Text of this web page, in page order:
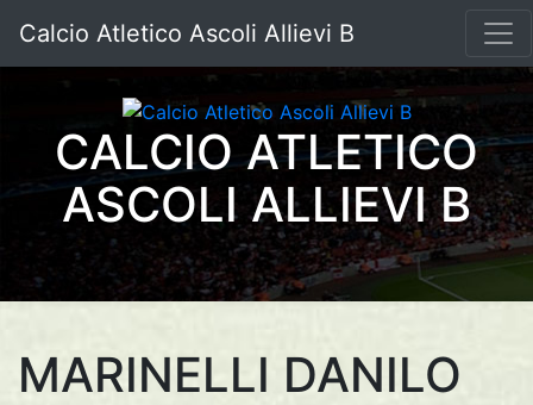
Calcio Atletico Ascoli Allievi B
CALCIO ATLETICO
ASCOLI ALLIEVI B
MARINELLI DANILO